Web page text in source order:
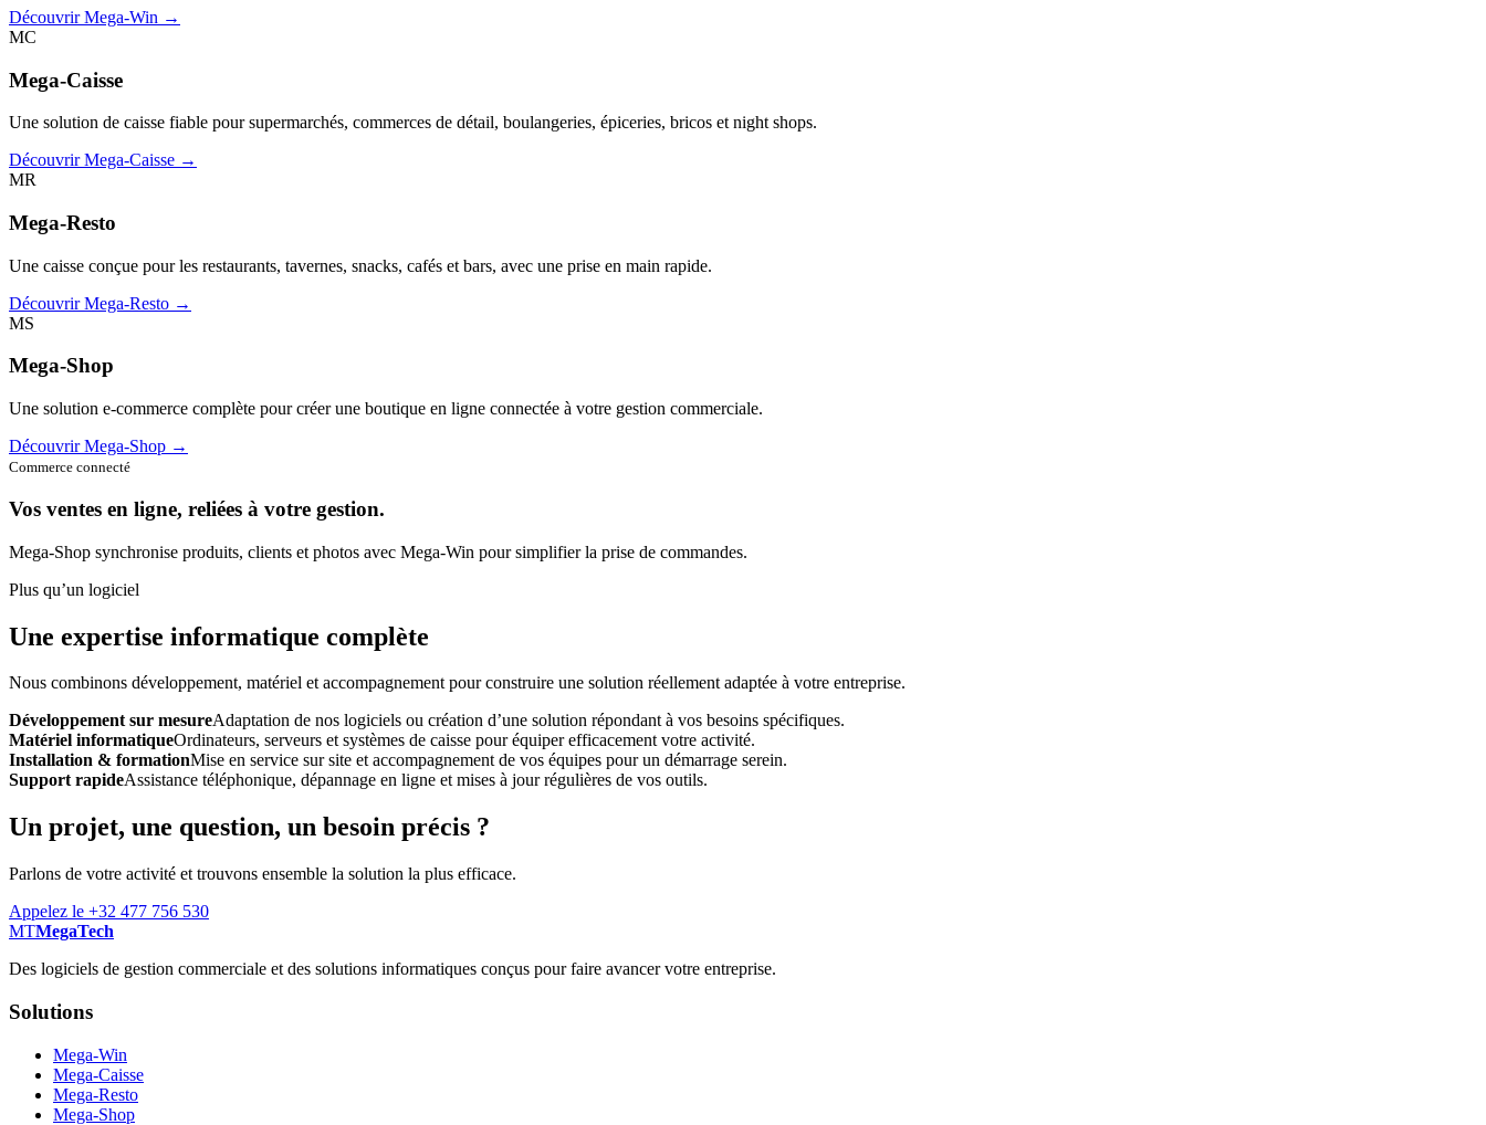
Découvrir Mega-Win →
MC
Mega-Caisse
Une solution de caisse fiable pour supermarchés, commerces de détail, boulangeries, épiceries, bricos et night shops.
Découvrir Mega-Caisse →
MR
Mega-Resto
Une caisse conçue pour les restaurants, tavernes, snacks, cafés et bars, avec une prise en main rapide.
Découvrir Mega-Resto →
MS
Mega-Shop
Une solution e-commerce complète pour créer une boutique en ligne connectée à votre gestion commerciale.
Découvrir Mega-Shop →
Commerce connecté
Vos ventes en ligne, reliées à votre gestion.
Mega-Shop synchronise produits, clients et photos avec Mega-Win pour simplifier la prise de commandes.
Plus qu’un logiciel
Une expertise informatique complète
Nous combinons développement, matériel et accompagnement pour construire une solution réellement adaptée à votre entreprise.
Développement sur mesureAdaptation de nos logiciels ou création d’une solution répondant à vos besoins spécifiques.
Matériel informatiqueOrdinateurs, serveurs et systèmes de caisse pour équiper efficacement votre activité.
Installation & formationMise en service sur site et accompagnement de vos équipes pour un démarrage serein.
Support rapideAssistance téléphonique, dépannage en ligne et mises à jour régulières de vos outils.
Un projet, une question, un besoin précis ?
Parlons de votre activité et trouvons ensemble la solution la plus efficace.
Appelez le +32 477 756 530
MTMegaTech
Des logiciels de gestion commerciale et des solutions informatiques conçus pour faire avancer votre entreprise.
Solutions
Mega-Win
Mega-Caisse
Mega-Resto
Mega-Shop